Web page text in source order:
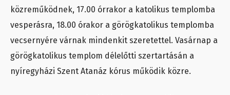
közreműködnek, 17.00 órrakor a katolikus templomba
vesperásra, 18.00 órakor a görögkatolikus templomba
vecsernyére várnak mindenkit szeretettel. Vasárnap a
görögkatolikus templom délelőtti szertartásán a
nyíregyházi Szent Atanáz kórus működik közre.